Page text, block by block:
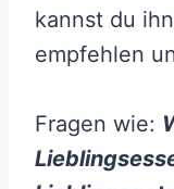
kannst du
empfehlen
Fragen wie: